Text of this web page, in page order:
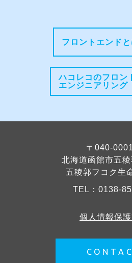
フロントエンドと
ハコレコのフロン
エンジニアリング
〒040-
北海道函館市五
五稜郭フコク生
TEL： 0138-
個人情報保